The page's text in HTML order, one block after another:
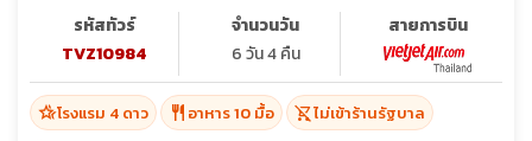
รหัสทัวร์
TVZ10984
จำนวนวัน
6 วัน 4 คืน
สายการบิน
hotel_classโรงแรม 4 ดาว restaurant อาหาร 10 มื้อ shopping_cart_offไม่เข้าร้านรัฐบาล